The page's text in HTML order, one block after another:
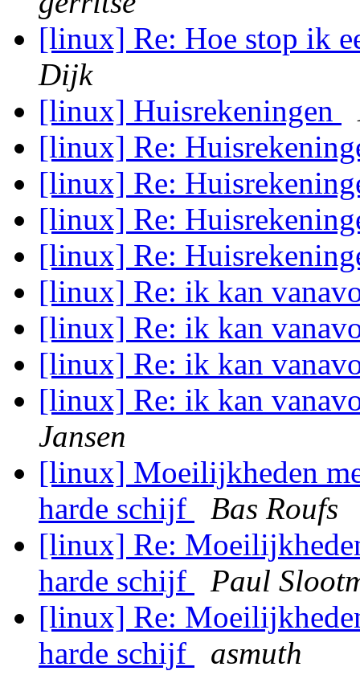
[linux] Re: Hoe stop ik
Dijk
[linux] Huisrekeningen
[linux] Re:
[linux] Re:
[linux] Re:
[linux] Re:
[linux] Re: ik kan
[linux] Re: ik kan
[linux] Re: ik kan
[linux] Re: ik kan
Jansen
[linux] Moeilijkheden
harde schijf
Bas Roufs
[linux] Re:
harde schijf
Paul
[linux] Re:
harde schijf
asmuth